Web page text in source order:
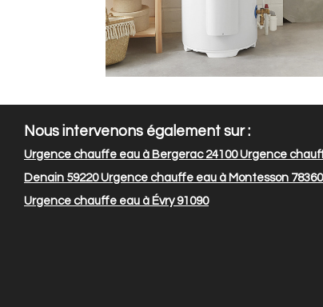
Nous intervenons également sur :
Urgence chauffe eau à Bergerac 24100Urgence
Denain 59220Urgence chauffe eau à Montesson 78360
Urgence chauffe eau à Évry 91090